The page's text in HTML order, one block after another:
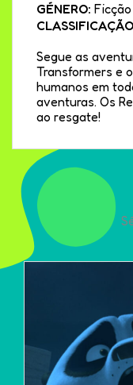
GÉNERO:
Segue as
Transformers e
humanos em
aventuras. Os
ao resgate!